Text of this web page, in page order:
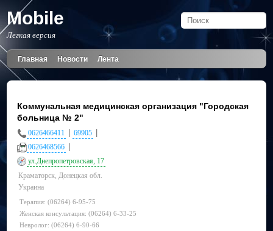
Mobile
Легкая версия
Главная Новости Лента
Коммунальная медицинская организация "Городская
больница № 2"
0626466411 69905
0626468566
ул.Днепропетровская, 17
Краматорск, Донецкая обл.
Украина
Терапия: (06264) 6-95-75
Женская консультация: (06264) 6-33-25
Невролог: (06264) 6-90-66